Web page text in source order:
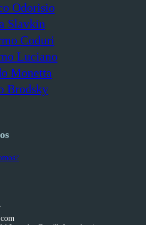
Odorisio
Slavkin
Coduri
Luciano
Monetta
Brodsky